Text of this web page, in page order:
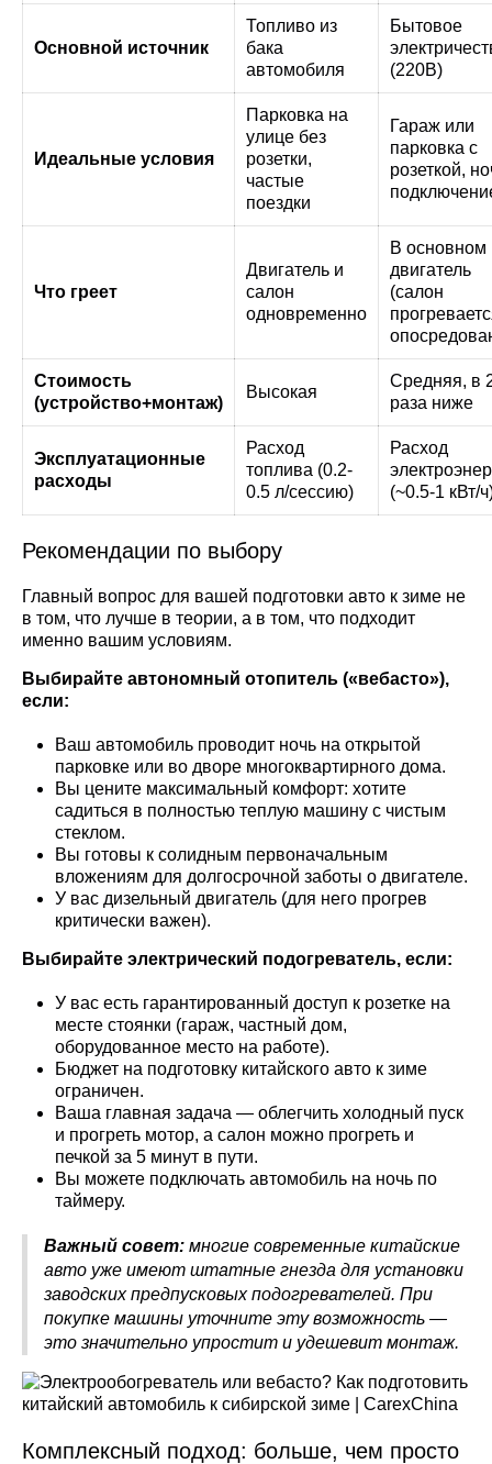
Основной источник
Топливо из
бака
автомобиля
Бытовое
(220В)
Идеальные условия
Парковка на
улице без
розетки,
частые
поездки
Гараж или
парковка с
розеткой,
Что греет
Двигатель и
салон
одновременно
В основном
двигатель
(салон
Стоимость
(устройство+монтаж)
Высокая
Средняя, в
раза ниже
Эксплуатационные
расходы
Расход
топлива (0.2-
0.5 л/сессию)
Расход
(~0.5-1 кВт/
Рекомендации по выбору
Главный вопрос для вашей подготовки авто к зиме не
в том, что лучше в теории, а в том, что подходит
именно вашим условиям.
Выбирайте автономный отопитель («вебасто»),
если:
Ваш автомобиль проводит ночь на открытой
парковке или во дворе многоквартирного дома.
Вы цените максимальный комфорт: хотите
садиться в полностью теплую машину с чистым
стеклом.
Вы готовы к солидным первоначальным
вложениям для долгосрочной заботы о двигателе.
У вас дизельный двигатель (для него прогрев
критически важен).
Выбирайте электрический подогреватель, если:
У вас есть гарантированный доступ к розетке на
месте стоянки (гараж, частный дом,
оборудованное место на работе).
Бюджет на подготовку китайского авто к зиме
ограничен.
Ваша главная задача — облегчить холодный пуск
и прогреть мотор, а салон можно прогреть и
печкой за 5 минут в пути.
Вы можете подключать автомобиль на ночь по
таймеру.
Важный совет: многие современные китайские
авто уже имеют штатные гнезда для установки
заводских предпусковых подогревателей. При
покупке машины уточните эту возможность —
это значительно упростит и удешевит монтаж.
Комплексный подход: больше, чем просто